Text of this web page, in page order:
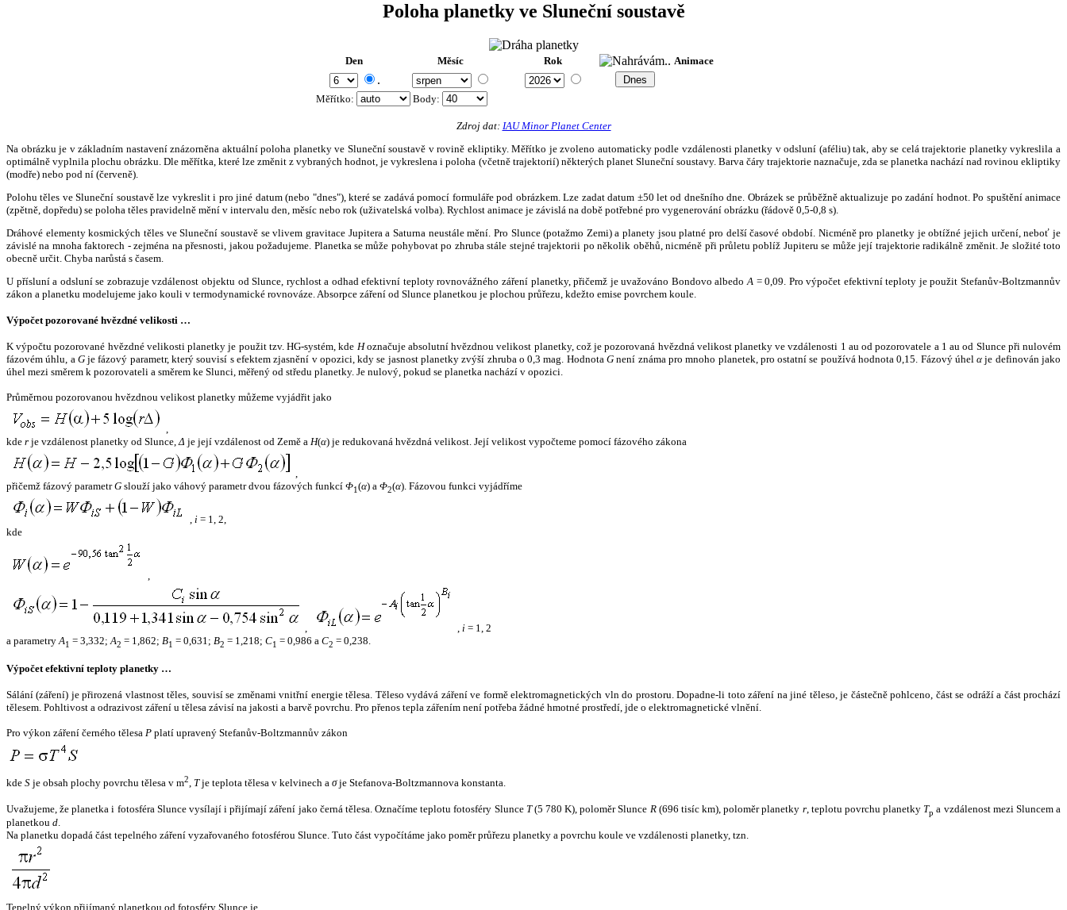
Poloha planetky ve Sluneční soustavě
Den Měsíc Rok Animace
.
Měřítko: Body:
Zdroj dat: IAU Minor Planet Center
Na obrázku je v základním nastavení znázorněna aktuální poloha planetky ve Sluneční soustavě v rovině ekliptiky. Měřítko je zvoleno automaticky podle vzdálenosti planetky v odsluní (aféliu) tak, aby se celá trajektorie planetky vykreslila a
optimálně vyplnila plochu obrázku. Dle měřítka, které lze změnit z vybraných hodnot, je vykreslena i poloha (včetně trajektorií) některých planet Sluneční soustavy. Barva čáry trajektorie naznačuje, zda se planetka nachází nad rovinou ekliptiky
(modře) nebo pod ní (červeně).
Polohu těles ve Sluneční soustavě lze vykreslit i pro jiné datum (nebo "dnes"), které se zadává pomocí formuláře pod obrázkem. Lze zadat datum ±50 let od dnešního dne. Obrázek se průběžně aktualizuje po zadání hodnot. Po spuštění animace
(zpětně, dopředu) se poloha těles pravidelně mění v intervalu den, měsíc nebo rok (uživatelská volba). Rychlost animace je závislá na době potřebné pro vygenerování obrázku (řádově 0,5-0,8 s).
Dráhové elementy kosmických těles ve Sluneční soustavě se vlivem gravitace Jupitera a Saturna neustále mění. Pro Slunce (potažmo Zemi) a planety jsou platné pro delší časové období. Nicméně pro planetky je obtížné jejich určení, neboť je
závislé na mnoha faktorech - zejména na přesnosti, jakou požadujeme. Planetka se může pohybovat po zhruba stále stejné trajektorii po několik oběhů, nicméně při průletu poblíž Jupiteru se může její trajektorie radikálně změnit. Je složité toto
obecně určit. Chyba narůstá s časem.
U přísluní a odsluní se zobrazuje vzdálenost objektu od Slunce, rychlost a odhad efektivní teploty rovnovážného záření planetky, přičemž je uvažováno Bondovo albedo A = 0,09. Pro výpočet efektivní teploty je použit Stefanův-Boltzmannův
zákon a planetku modelujeme jako kouli v termodynamické rovnováze. Absorpce záření od Slunce planetkou je plochou průřezu, kdežto emise povrchem koule.
Výpočet pozorované hvězdné velikosti …
K výpočtu pozorované hvězdné velikosti planetky je použit tzv. HG-systém, kde Hoznačuje absolutní hvězdnou velikost planetky, což je pozorovaná hvězdná velikost planetky ve vzdálenosti 1 au od pozorovatele a 1 au od Slunce při nulovém
fázovém úhlu, a Gje fázový parametr, který souvisí s efektem zjasnění v opozici, kdy se jasnost planetky zvýší zhruba o 0,3 mag. HodnotaG není známa pro mnoho planetek, pro ostatní se používá hodnota 0,15. Fázový úhelα je definován jako
úhel mezi směrem k pozorovateli a směrem ke Slunci, měřený od středu planetky. Je nulový, pokud se planetka nachází v opozici.
Průměrnou pozorovanou hvězdnou velikost planetky můžeme vyjádřit jako
,
kde r je vzdálenost planetky od Slunce,Δ je její vzdálenost od Země a H(α) je redukovaná hvězdná velikost. Její velikost vypočteme pomocí fázového zákona
,
přičemž fázový parametrG slouží jako váhový parametr dvou fázových funkcí Φ1(α) a Φ2(α). Fázovou funkci vyjádříme
, i = 1, 2,
kde
,
, , i = 1, 2
a parametryA1 = 3,332;A2 = 1,862; B1 = 0,631; B2 = 1,218; C1 = 0,986 a C2 = 0,238.
Výpočet efektivní teploty planetky …
Sálání (záření) je přirozená vlastnost těles, souvisí se změnami vnitřní energie tělesa. Těleso vydává záření ve formě elektromagnetických vln do prostoru. Dopadne-li toto záření na jiné těleso, je částečně pohlceno, část se odráží a část prochází
tělesem. Pohltivost a odrazivost záření u tělesa závisí na jakosti a barvě povrchu. Pro přenos tepla zářením není potřeba žádné hmotné prostředí, jde o elektromagnetické vlnění.
Pro výkon záření černého tělesa P platí upravený Stefanův-Boltzmannův zákon
kde S je obsah plochy povrchu tělesa v m2, Tje teplota tělesa v kelvinech a σje Stefanova-Boltzmannova konstanta.
Uvažujeme, že planetka i fotosféra Slunce vysílají i přijímají záření jako černá tělesa. Označíme teplotu fotosféry Slunce T(5 780 K), poloměr Slunce R(696 tisíc km), poloměr planetky r, teplotu povrchu planetky Tp a vzdálenost mezi Sluncem a
planetkou d.
Na planetku dopadá část tepelného záření vyzařovaného fotosférou Slunce. Tuto část vypočítáme jako poměr průřezu planetky a povrchu koule ve vzdálenosti planetky, tzn.
Tepelný výkon přijímaný planetkou od fotosféry Slunce je